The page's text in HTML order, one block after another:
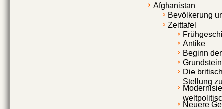
Afghanistan
Bevölkerung
Zeittafel
Antike
Beginn
Die
Stellung
Neuere